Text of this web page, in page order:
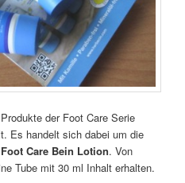
der Foot Care Serie
Es handelt sich dabei um die
Foot Care Bein Lotion. Von
Tube mit 30 ml Inhalt erhalten.